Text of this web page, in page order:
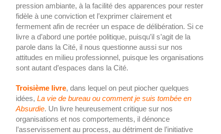
pression ambiante, à la facilité des apparences pour rester
fidèle à une conviction et l’exprimer clairement et
fermement afin de recréer un espace de délibération. Si ce
livre a d’abord une portée politique, puisqu’il s’agit de la
parole dans la Cité, il nous questionne aussi sur nos
attitudes en milieu professionnel, puisque les organisations
sont autant d’espaces dans la Cité.
Troisième livre, dans lequel on peut piocher quelques
idées,La vie de bureau ou comment je suis tombée en
Absurdie. Un livre heureusement critique sur nos
organisations et nos comportements, il dénonce
l’asservissement au process, au détriment de l’initiative